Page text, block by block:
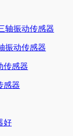
振动传感器
感器